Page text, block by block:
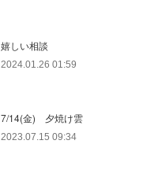
嬉しい相談
2024.01.26 01:59
7/14(金) 夕焼け雲
2023.07.15 09:34